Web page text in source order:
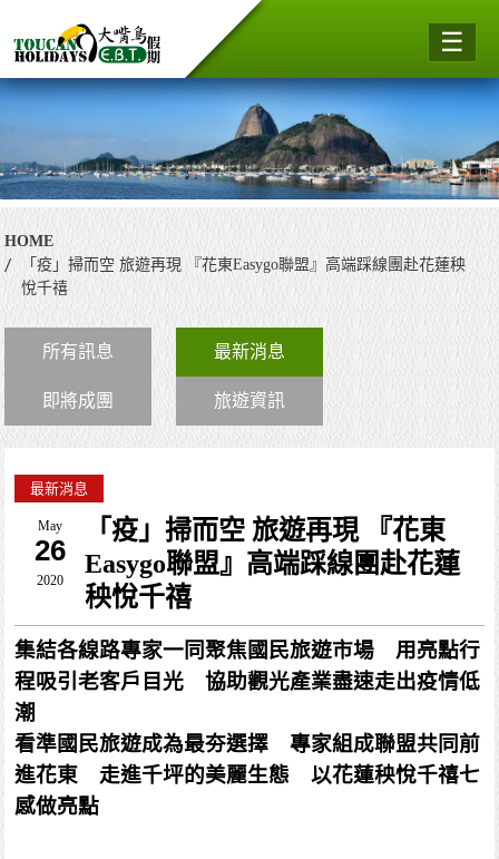
☰
HOME
「疫」掃而空 旅遊再現 『花東Easygo聯盟』高端踩線團赴花蓮秧
悅千禧
所有訊息 最新消息
即將成團 旅遊資訊
最新消息
May
26
2020
「疫」掃而空 旅遊再現 『花東
Easygo聯盟』高端踩線團赴花蓮
秧悅千禧
集結各線路專家一同聚焦國民旅遊市場 用亮點行
程吸引老客戶目光 協助觀光產業盡速走出疫情低
潮
看準國民旅遊成為最夯選擇 專家組成聯盟共同前
進花東 走進千坪的美麗生態 以花蓮秧悅千禧七
感做亮點